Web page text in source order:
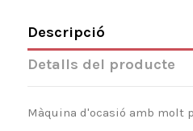
Descripció
Detalls del producte
Màquina d'ocasió amb molt